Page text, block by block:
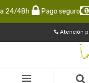
48h Pago seguro
Atención